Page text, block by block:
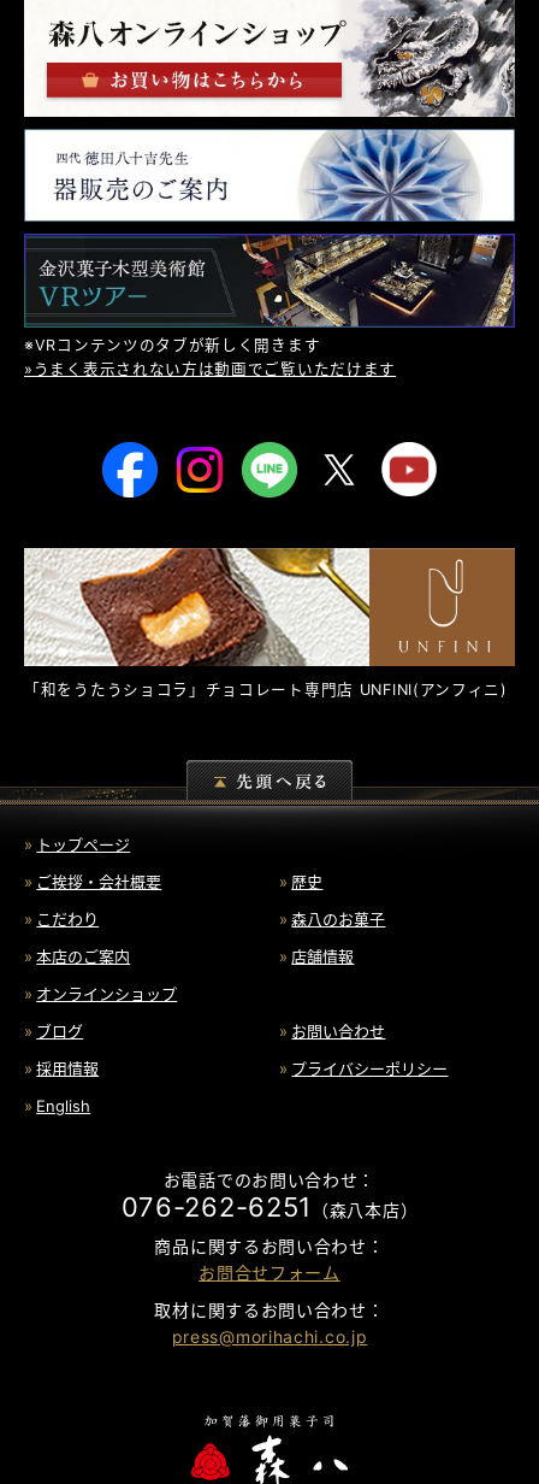
※VRコンテンツのタブが新しく開きます
»うまく表示されない方は動画でご覧いただけます
「和をうたうショコラ」チョコレート専門店 UNFINI(アンフィニ)
トップページ
ご挨拶・会社概要
歴史
こだわり
森八のお菓子
本店のご案内
店舗情報
オンラインショップ
ブログ
お問い合わせ
採用情報
プライバシーポリシー
English
お電話でのお問い合わせ：
076-262-6251
（森八本店）
商品に関するお問い合わせ：
お問合せフォーム
取材に関するお問い合わせ：
press@morihachi.co.jp